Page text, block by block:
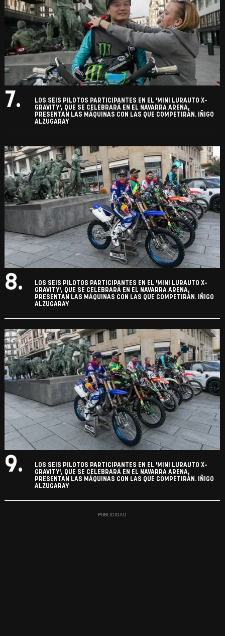
7.
LOS SEIS PILOTOS PARTICIPANTES EN EL 'MINI LURAUTO X-
GRAVITY', QUE SE CELEBRARÁ EN EL NAVARRA ARENA,
PRESENTAN LAS MÁQUINAS CON LAS QUE COMPETIRÁN. IÑIGO
ALZUGARAY
8.
LOS SEIS PILOTOS PARTICIPANTES EN EL 'MINI LURAUTO X-
GRAVITY', QUE SE CELEBRARÁ EN EL NAVARRA ARENA,
PRESENTAN LAS MÁQUINAS CON LAS QUE COMPETIRÁN. IÑIGO
ALZUGARAY
9.
LOS SEIS PILOTOS PARTICIPANTES EN EL 'MINI LURAUTO X-
GRAVITY', QUE SE CELEBRARÁ EN EL NAVARRA ARENA,
PRESENTAN LAS MÁQUINAS CON LAS QUE COMPETIRÁN. IÑIGO
ALZUGARAY